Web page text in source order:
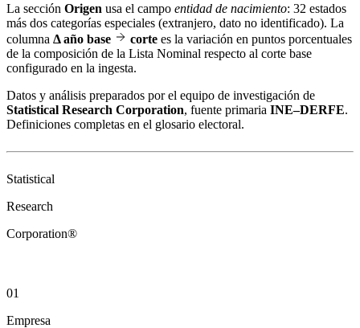
La sección Origen usa el campo entidad de nacimiento: 32 estados
más dos categorías especiales (extranjero, dato no identificado). La
columna Δ año base corte es la variación en puntos porcentuales
de la composición de la Lista Nominal respecto al corte base
configurado en la ingesta.
Datos y análisis preparados por el equipo de investigación de
Statistical Research Corporation, fuente primaria INE–DERFE.
Definiciones completas en el glosario electoral.
Statistical
Research
Corporation®
01
Empresa